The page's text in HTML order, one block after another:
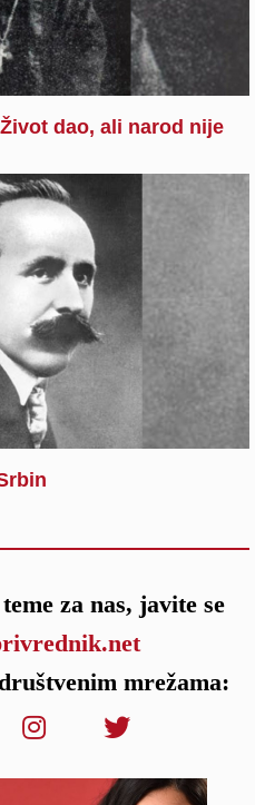
dao, ali narod nije
za nas, javite se
mrežama: